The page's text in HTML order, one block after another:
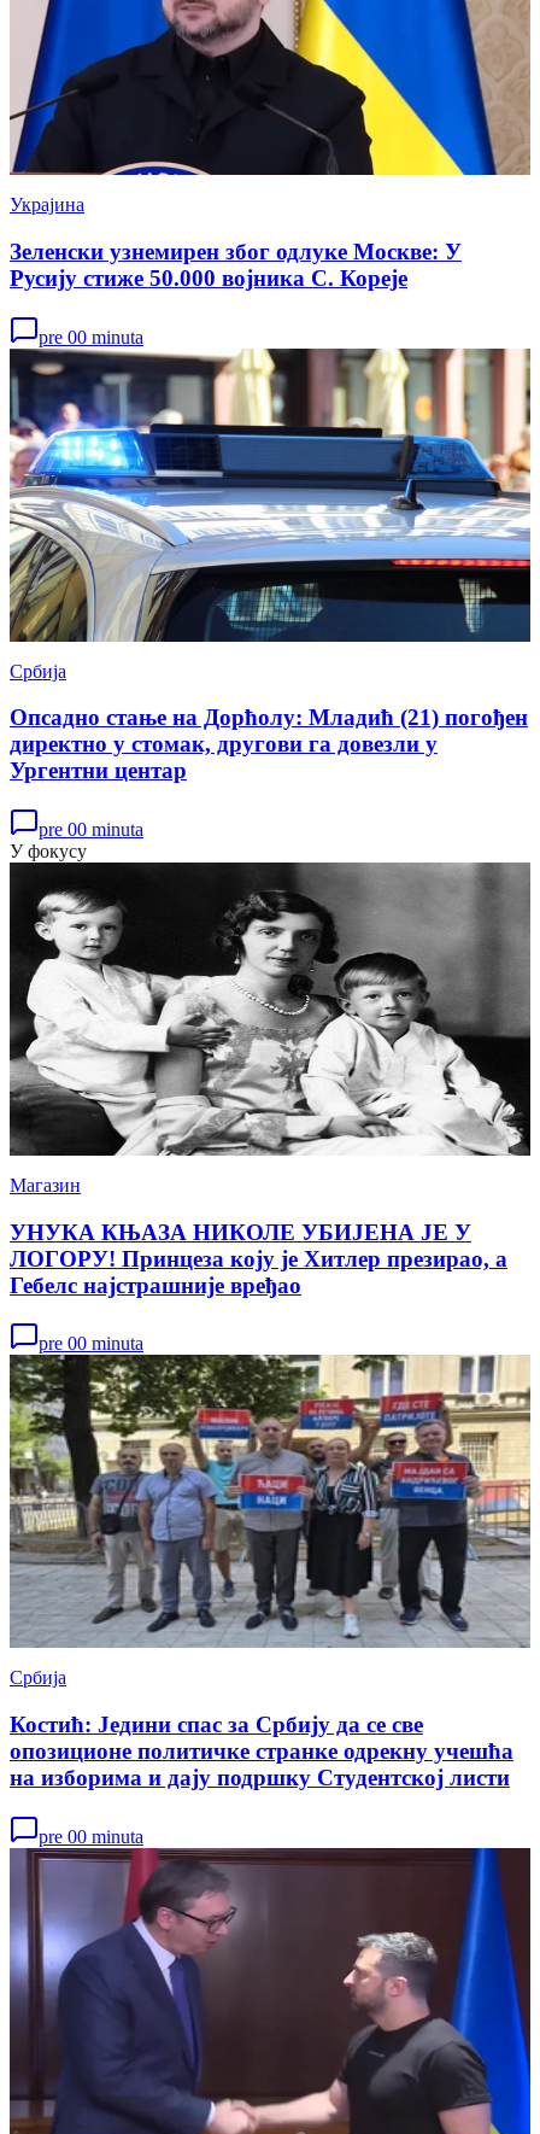
Украјина
Зеленски узнемирен због одлуке Москве: У
Русију стиже 50.000 војника С. Кореје
pre 00 minuta
Србија
Опсадно стање на Дорћолу: Младић (21) погођен
директно у стомак, другови га довезли у
Ургентни центар
pre 00 minuta
У фокусу
Магазин
УНУКА КЊАЗА НИКОЛЕ УБИЈЕНА ЈЕ У
ЛОГОРУ! Принцеза коју је Хитлер презирао, а
Гебелс најстрашније вређао
pre 00 minuta
Србија
Костић: Једини спас за Србију да се све
опозиционе политичке странке одрекну учешћа
на изборима и дају подршку Студентској листи
pre 00 minuta